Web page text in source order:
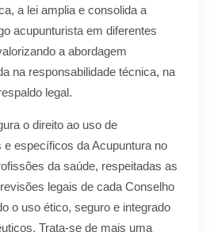
a lei amplia e consolida a
acupunturista em diferentes
a abordagem
na responsabilidade técnica, na
legal.
o direito ao uso de
específicos da Acupuntura no
da saúde, respeitadas as
legais de cada Conselho
o uso ético, seguro e integrado
Trata-se de mais uma